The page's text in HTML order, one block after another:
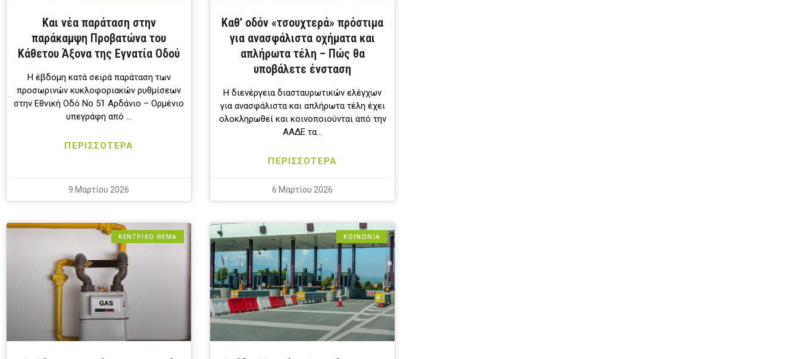
Και νέα παράταση στην
παράκαμψη Προβατώνα του
Κάθετου Άξονα της Εγνατία Οδού
Η έβδομη κατά σειρά παράταση των
προσωρινών κυκλοφοριακών ρυθμίσεων
στην Εθνική Οδό Νο 51 Αρδάνιο – Ορμένιο
υπεγράφη από …
ΠΕΡΙΣΣΟΤΕΡΑ
9 Μαρτίου 2026
Καθ’ οδόν «τσουχτερά» πρόστιμα
για ανασφάλιστα οχήματα και
απλήρωτα τέλη – Πώς θα
υποβάλετε ένσταση
Η διενέργεια διασταυρωτικών ελέγχων
για ανασφάλιστα και απλήρωτα τέλη έχει
ολοκληρωθεί και κοινοποιούνται από την
ΑΑΔΕ τα…
ΠΕΡΙΣΣΟΤΕΡΑ
6 Μαρτίου 2026
ΚΕΝΤΡΙΚΟ ΘΕΜΑ ΚΟΙΝΩΝΙΑ